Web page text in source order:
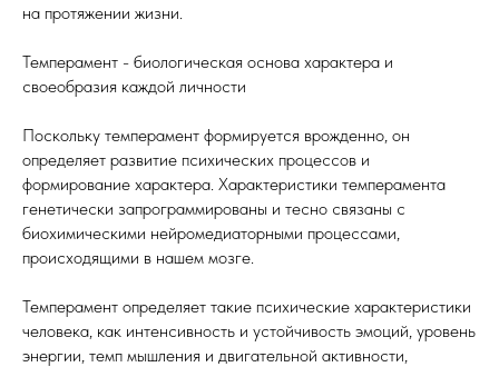
на протяжении жизни.
Темперамент - биологическая основа характера и
своеобразия каждой личности
Поскольку темперамент формируется врожденно, он
определяет развитие психических процессов и
формирование характера. Характеристики темперамента
генетически запрограммированы и тесно связаны с
биохимическими нейромедиаторными процессами,
происходящими в нашем мозге.
Темперамент определяет такие психические характеристики
человека, как интенсивность и устойчивость эмоций, уровень
энергии, темп мышления и двигательной активности,